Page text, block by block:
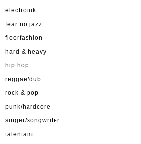
electronik
fear no jazz
floorfashion
hard & heavy
hip hop
reggae/dub
rock & pop
punk/hardcore
singer/songwriter
talentamt